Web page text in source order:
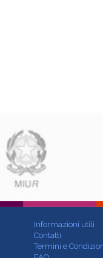
Informazioni utili
Contatti
Termini e